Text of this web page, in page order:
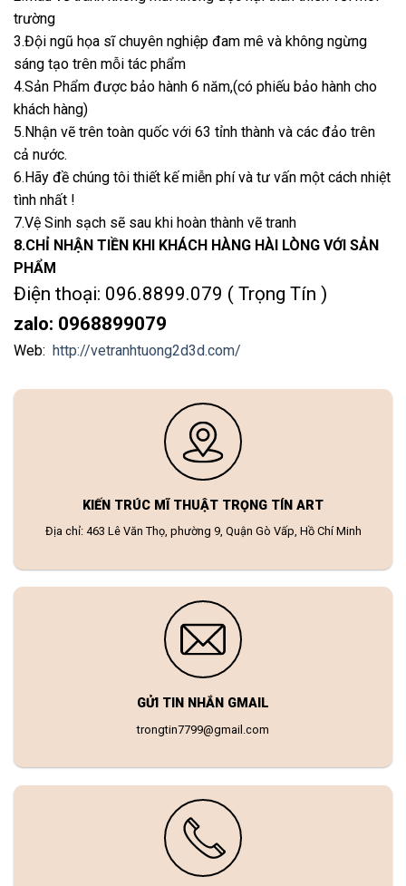
trường
3.Đội ngũ họa sĩ chuyên nghiệp đam mê và không ngừng
sáng tạo trên mỗi tác phẩm
4.Sản Phẩm được bảo hành 6 năm,(có phiếu bảo hành cho
khách hàng)
5.Nhận vẽ trên toàn quốc với 63 tỉnh thành và các đảo trên
cả nước.
6.Hãy đề chúng tôi thiết kế miễn phí và tư vấn một cách nhiệt
tình nhất !
7.Vệ Sinh sạch sẽ sau khi hoàn thành vẽ tranh
8.CHỈ NHẬN TIỀN KHI KHÁCH HÀNG HÀI LÒNG VỚI SẢN
PHẨM
Điện thoại: 096.8899.079 ( Trọng Tín )
zalo: 0968899079
Web: http://vetranhtuong2d3d.com/
KIẾN TRÚC MĨ THUẬT TRỌNG TÍN ART
Địa chỉ: 463 Lê Văn Thọ, phường 9, Quận Gò Vấp, Hồ Chí Minh
GỬI TIN NHẮN GMAIL
trongtin7799@gmail.com